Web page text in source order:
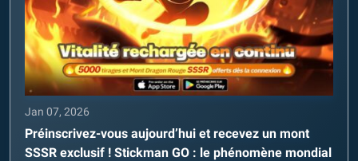
Jan 07, 2026
Préinscrivez-vous aujourd’hui et recevez un mont
SSSR exclusif ! Stickman GO : le phénomène mondial